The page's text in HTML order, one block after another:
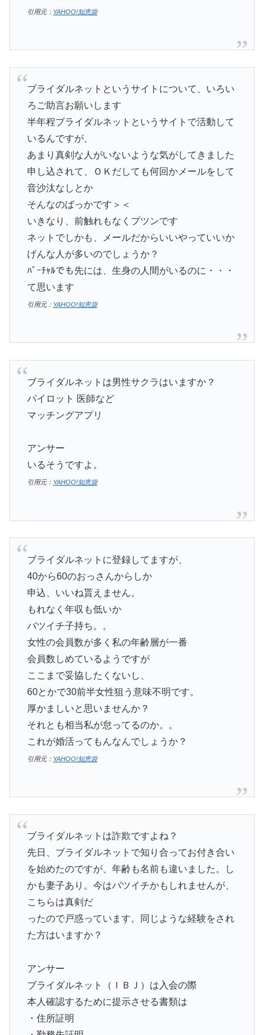
引用元： YAHOO!知恵袋
ブライダルネットというサイトについて、いろい
ろご助言お願いします
半年程ブライダルネットというサイトで活動して
いるんですが、
あまり真剣な人がいないような気がしてきました
申し込されて、ＯＫだしても何回かメールをして
音沙汰なしとか
そんなのばっかです＞＜
いきなり、前触れもなくプツンです
ネットでしかも、メールだからいいやっていいか
げんな人が多いのでしょうか？
ﾊﾞｰﾁｬﾙでも先には、生身の人間がいるのに・・・
て思います
引用元： YAHOO!知恵袋
ブライダルネットは男性サクラはいますか？
パイロット 医師など
マッチングアプリ
アンサー
いるそうですよ。
引用元： YAHOO!知恵袋
ブライダルネットに登録してますが、
40から60のおっさんからしか
申込、いいね貰えません。
もれなく年収も低いか
バツイチ子持ち。。
女性の会員数が多く私の年齢層が一番
会員数しめているようですが
ここまで妥協したくないし、
60とかで30前半女性狙う意味不明です。
厚かましいと思いませんか？
それとも相当私が怠ってるのか。。
これが婚活ってもんなんでしょうか？
引用元： YAHOO!知恵袋
ブライダルネットは詐欺ですよね？
先日、ブライダルネットで知り合ってお付き合い
を始めたのですが、年齢も名前も違いました。し
かも妻子あり。今はバツイチかもしれませんが、
こちらは真剣だ
ったので戸惑っています。同じような経験をされ
た方はいますか？
アンサー
ブライダルネット（ＩＢＪ）は入会の際
本人確認するために提示させる書類は
・住所証明